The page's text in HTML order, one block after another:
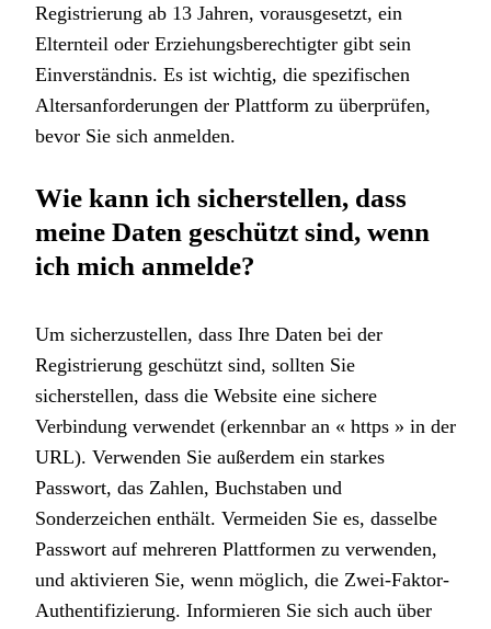
Registrierung ab 13 Jahren, vorausgesetzt, ein
Elternteil oder Erziehungsberechtigter gibt sein
Einverständnis. Es ist wichtig, die spezifischen
Altersanforderungen der Plattform zu überprüfen,
bevor Sie sich anmelden.
Wie kann ich sicherstellen, dass
meine Daten geschützt sind, wenn
ich mich anmelde?
Um sicherzustellen, dass Ihre Daten bei der
Registrierung geschützt sind, sollten Sie
sicherstellen, dass die Website eine sichere
Verbindung verwendet (erkennbar an « https » in der
URL). Verwenden Sie außerdem ein starkes
Passwort, das Zahlen, Buchstaben und
Sonderzeichen enthält. Vermeiden Sie es, dasselbe
Passwort auf mehreren Plattformen zu verwenden,
und aktivieren Sie, wenn möglich, die Zwei-Faktor-
Authentifizierung. Informieren Sie sich auch über